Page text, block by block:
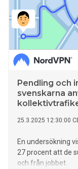
Pendling och
svenskarna
25.3.2025 12:30:00
En undersökning
27 procent att de
och från jobbet.